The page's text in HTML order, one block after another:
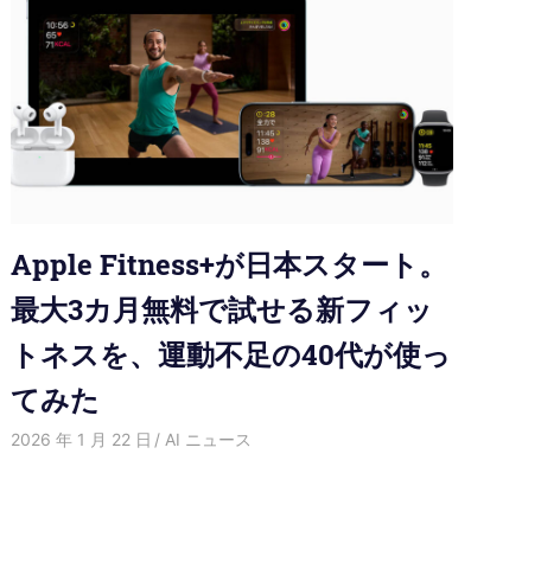
Apple Fitness+が日本スタート。
最大3カ月無料で試せる新フィッ
トネスを、運動不足の40代が使っ
てみた
2026 年 1 月 22 日 HongWei
AI ニュース